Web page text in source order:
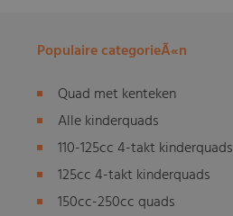
Populaire categorieÃ«n
Quad met kenteken
Alle kinderquads
110-125cc 4-takt kinderquads
125cc 4-takt kinderquads
150cc-250cc quads